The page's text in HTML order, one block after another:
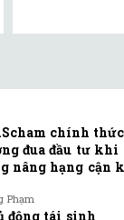
chính
đua đầu tư khi
nâng hạng cận
Phạm
động tái sinh